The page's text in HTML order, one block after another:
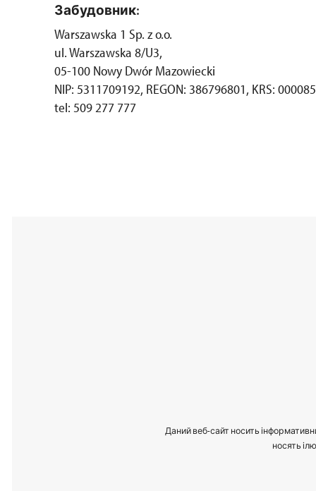
Забудовник:
Warszawska 1 Sp. z o.o.
ul. Warszawska 8/U3,
05-100 Nowy Dwór Mazowiecki
NIP: 5311709192, REGON: 386796801, KRS:
tel: 509 277 777
Даний веб-сайт носить
носять